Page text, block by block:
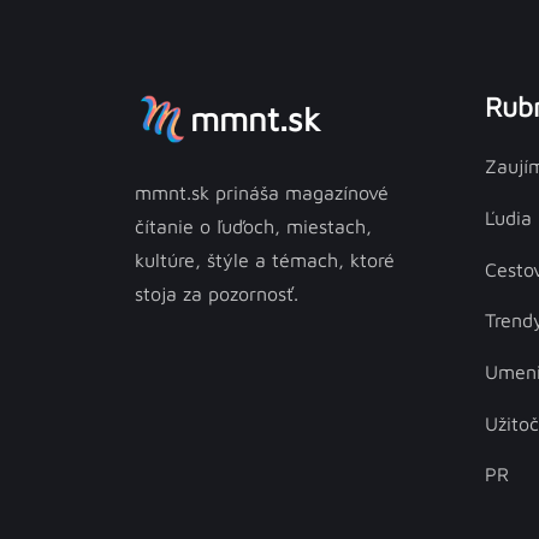
mmnt.sk
mmnt.sk prináša magazínové
čítanie o ľuďoch, miestach,
kultúre, štýle a témach, ktoré
stoja za pozornosť.
Ľudia
PR